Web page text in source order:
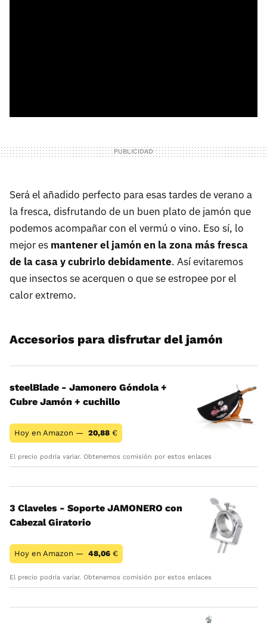
Será el añadido perfecto para esas tardes de verano a
la fresca, disfrutando de un buen plato de jamón que
podemos acompañar con el vermú o vino. Eso sí, lo
mejor es mantener el jamón en la zona más fresca
de la casa y cubrirlo debidamente. Así evitaremos
que insectos se acerquen o que se estropee por el
calor extremo.
Accesorios para disfrutar del jamón
steelBlade - Jamonero Góndola +
Cubre Jamón + cuchillo
Hoy en Amazon — 20,88 €
El precio podría variar. Obtenemos comisión por estos enlaces
3 Claveles - Soporte JAMONERO con
Cabezal Giratorio
Hoy en Amazon — 48,06 €
El precio podría variar. Obtenemos comisión por estos enlaces